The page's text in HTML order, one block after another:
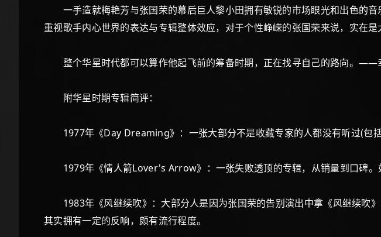
一手造就梅艳芳与张国荣的幕后巨人黎小田拥有敏锐的市场眼光和出色的音
重视歌手内心世界的表达与专辑整体效应，对于个性峥嵘的张国荣来说，实在是
整个华星时代都可以算作他起飞前的筹备时期，正在找寻自己的路向。——
附华星时期专辑简评：
1977年《Day Dreaming》：一张大部分不是收藏专家的人都没有听过(包括
1979年《情人箭Lover's Arrow》：一张失败透顶的专辑，从销量到口碑。
1983年《风继续吹》：大部分人是因为张国荣的告别演出中拿《风继续吹
其实拥有一定的反响，颇有流行程度。